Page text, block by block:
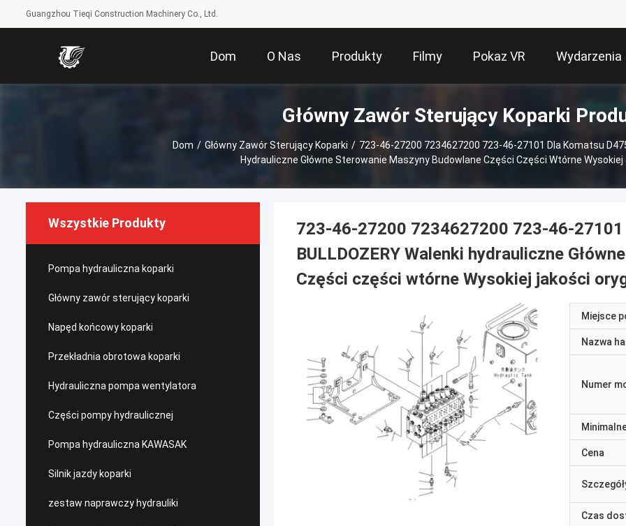
Guangzhou Tieqi Construction Machinery Co., Ltd.
Dom O Nas Produkty Filmy Pokaz VR Wydarzenia
Główny Zawór Sterujący Koparki
Dom / Główny Zawór Sterujący Koparki / 723-46-27200 7234627200 723-46-27101 Dla Komatsu
Hydrauliczne Główne Sterowanie Maszyny Budowlane Części Części Wtórne Wysokiej
Wszystkie Produkty
Pompa hydrauliczna koparki
Główny zawór sterujący koparki
Napęd końcowy koparki
Przekładnia obrotowa koparki
Hydrauliczna pompa wentylatora
Części pompy hydraulicznej
Pompa hydrauliczna KAWASAK
Silnik jazdy koparki
zestaw naprawczy hydrauliki
723-46-27200 7234627200 723-46-27101
BULLDOZERY Walenki hydrauliczne
Części części wtórne Wysokiej jakości
Miejsce
Nazwa
Numer
Cena
Czas